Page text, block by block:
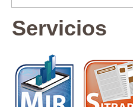
Servicios